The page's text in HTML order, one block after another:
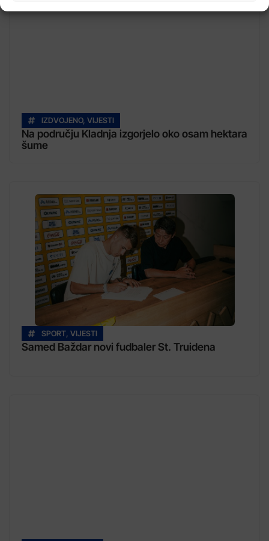
IZDVOJENO, VIJESTI
Na području Kladnja izgorjelo oko osam hektara
šume
SPORT VIJESTI
Samed Baždar novi fudbaler St. Truidena